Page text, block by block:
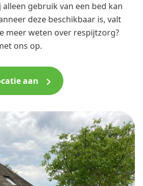
gebruik van een bed kan
deze beschikbaar is, valt
meer weten over respijtzorg?
ons op.
aan